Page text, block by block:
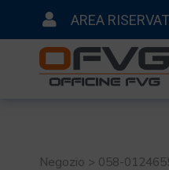
AREA
Negozio > 058-